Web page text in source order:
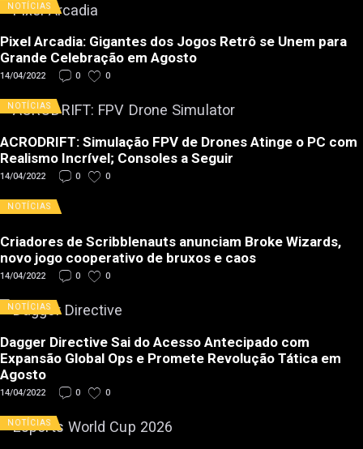
NOTÍCIAS
Pixel Arcadia: Gigantes dos Jogos Retrô se Unem para
Grande Celebração em Agosto
14/04/2022 0 0
NOTÍCIAS
ACRODRIFT: Simulação FPV de Drones Atinge o PC com
Realismo Incrível; Consoles a Seguir
14/04/2022 0 0
NOTÍCIAS
Criadores de Scribblenauts anunciam Broke Wizards,
novo jogo cooperativo de bruxos e caos
14/04/2022 0 0
NOTÍCIAS
Dagger Directive Sai do Acesso Antecipado com
Expansão Global Ops e Promete Revolução Tática em
Agosto
14/04/2022 0 0
NOTÍCIAS